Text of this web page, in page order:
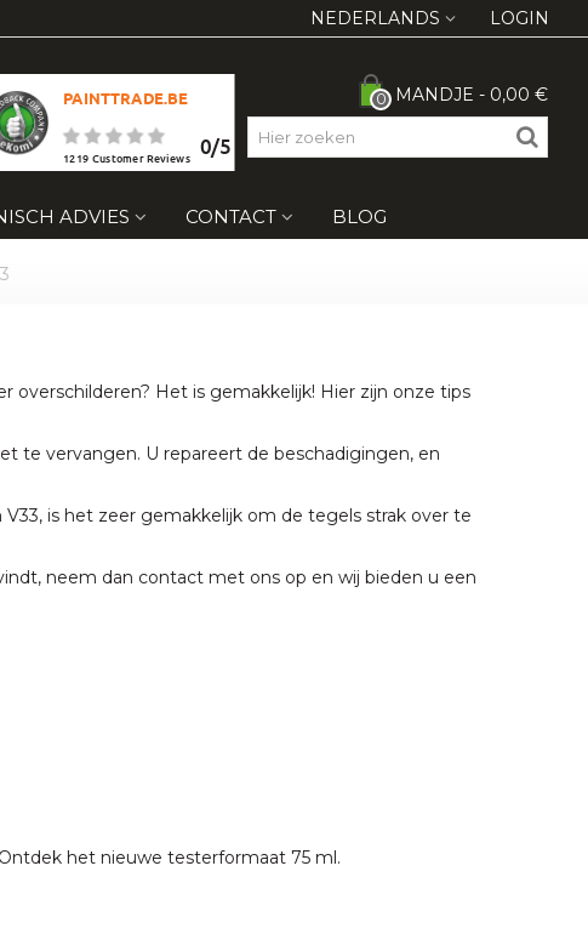
LOGIN
NEDERLANDS
PAINTTRADE.BE
0/5
1219 Customer Reviews
0 MANDJE - 0,00 €
ADVIES CONTACT BLOG
Het is gemakkelijk! Hier zijn onze tips
te vervangen. U repareert de beschadigingen, en
is het zeer gemakkelijk om de tegels strak over te
neem dan contact met ons op en wij bieden u een
het nieuwe testerformaat 75 ml.